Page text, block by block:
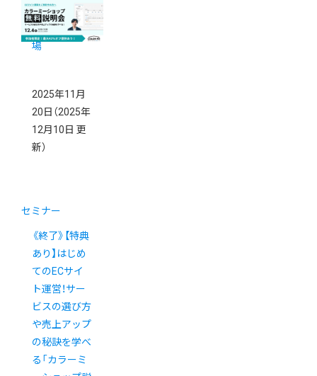
ポン)」がアプ
リストアに登
場
2025年11月
20日 （2025年
12月10日 更
新）
セミナー
《終了》【特典
あり】はじめ
てのECサイ
ト運営！サー
ビスの選び方
や売上アップ
の秘訣を学べ
る「カラーミ